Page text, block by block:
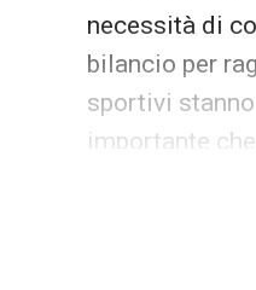
necessità di
bilancio per
sportivi
importante
L’asse di